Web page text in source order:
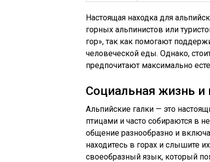
Настоящая находка для
горных альпинистов или
гор», так как помогают
человеческой еды. Однако,
предпочитают максимально
Социальная жизнь и
Альпийские галки — это
птицами и часто собираются в
общение разнообразно и
находитесь в горах и слышите
своеобразный язык, который